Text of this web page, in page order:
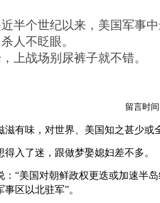
半个世纪以来，美国军事
人不眨眼。
上战场别尿裤子就不错。
留言时间
滋有味，对世界、美国知之甚少或
入了迷，跟做梦娶媳妇差不多。
：“美国对朝鲜政权更迭或加速半
区以北驻军”。